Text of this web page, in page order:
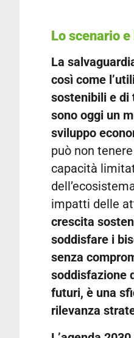
Lo scenario
La
così come
sostenibili e di
sono oggi un
sviluppo
può non
capacità
impatti delle
crescita
soddisfare i
senza
soddisfazione
futuri, è una
rilevanza